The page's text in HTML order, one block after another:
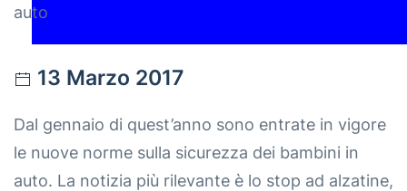
13 Marzo 2017
Dal gennaio di quest’anno sono entrate in vigore
le nuove norme sulla sicurezza dei bambini in
auto. La notizia più rilevante è lo stop ad alzatine,